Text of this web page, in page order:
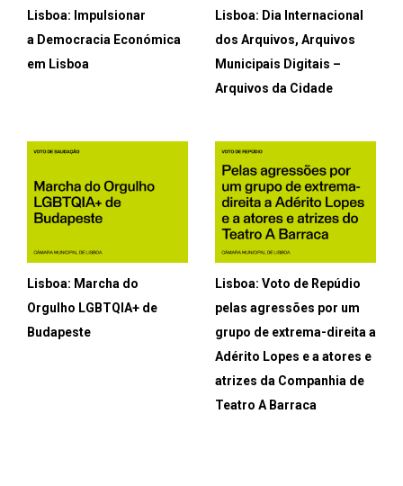
Lisboa: Impulsionar
a Democracia Económica
em Lisboa
Lisboa: Dia Internacional
dos Arquivos, Arquivos
Municipais Digitais –
Arquivos da Cidade
Lisboa: Marcha do
Orgulho LGBTQIA+ de
Budapeste
Lisboa: Voto de Repúdio
pelas agressões por um
grupo de extrema-direita a
Adérito Lopes e a atores e
atrizes da Companhia de
Teatro A Barraca